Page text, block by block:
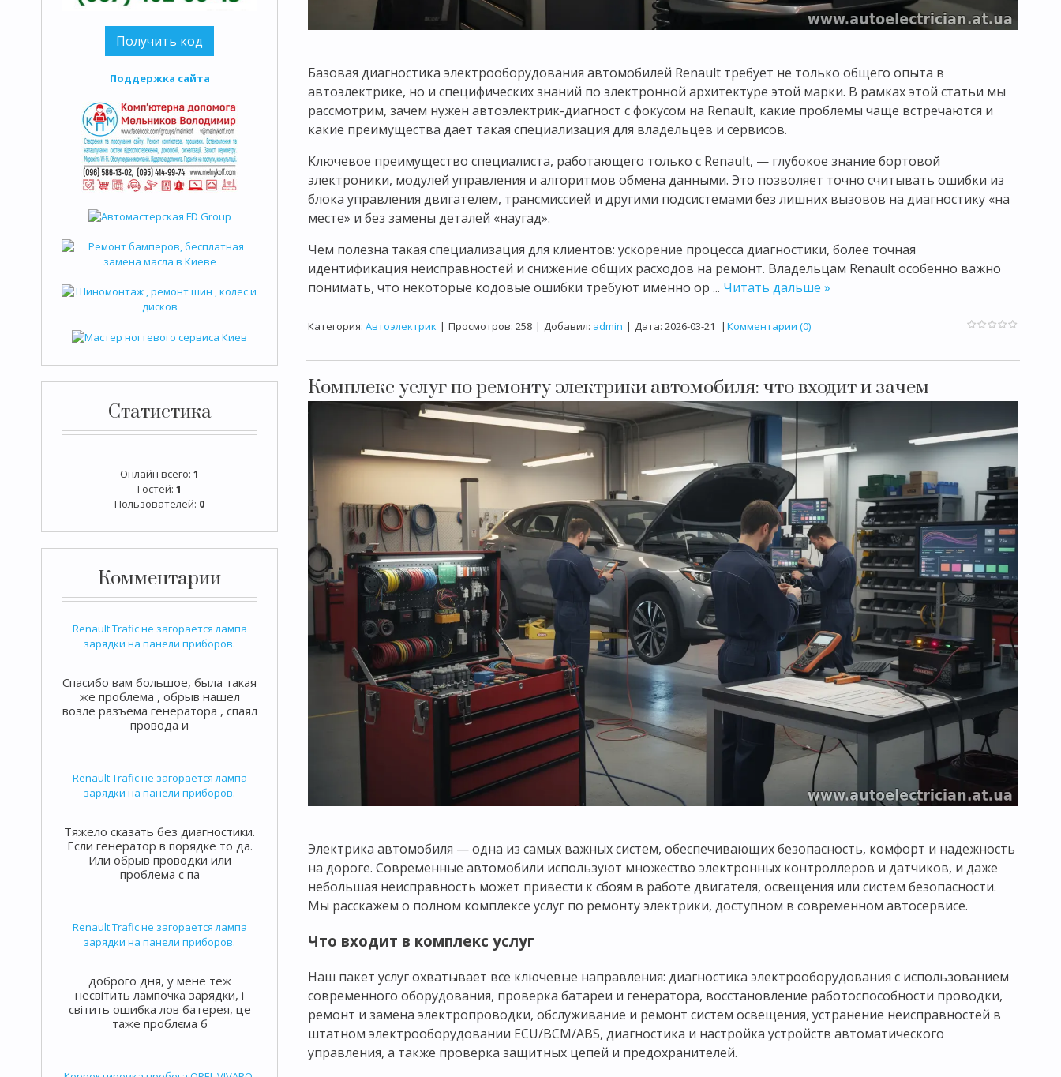
Поддержка сайта
Статистика
Онлайн всего: 1
Гостей: 1
Пользователей: 0
Комментарии
Renault Trafic не загорается лампа
зарядки на панели приборов.
Спасибо вам большое, была такая
же проблема , обрыв нашел
возле разъема генератора , спаял
провода и
Renault Trafic не загорается лампа
зарядки на панели приборов.
Тяжело сказать без диагностики.
Если генератор в порядке то да.
Или обрыв проводки или
проблема с па
Renault Trafic не загорается лампа
зарядки на панели приборов.
доброго дня, у мене теж
несвітить лампочка зарядки, і
світить ошибка лов батерея, це
таже проблєма б
Базовая диагностика электрооборудования автомобилей Renault требует не только общего опыта в
автоэлектрике, но и специфических знаний по электронной архитектуре этой марки. В рамках этой статьи мы
рассмотрим, зачем нужен автоэлектрик-диагност с фокусом на Renault, какие проблемы чаще встречаются и
какие преимущества дает такая специализация для владельцев и сервисов.
Ключевое преимущество специалиста, работающего только с Renault, — глубокое знание бортовой
электроники, модулей управления и алгоритмов обмена данными. Это позволяет точно считывать ошибки из
блока управления двигателем, трансмиссией и другими подсистемами без лишних вызовов на диагностику «на
месте» и без замены деталей «наугад».
Чем полезна такая специализация для клиентов: ускорение процесса диагностики, более точная
идентификация неисправностей и снижение общих расходов на ремонт. Владельцам Renault особенно важно
понимать, что некоторые кодовые ошибки требуют именно ор ... Читать дальше »
Категория: Автоэлектрик | Просмотров: 258 | Добавил: admin | Дата: 2026-03-21 | Комментарии (0)
Комплекс услуг по ремонту электрики автомобиля: что входит и зачем
Электрика автомобиля — одна из самых важных систем, обеспечивающих безопасность, комфорт и надежность
на дороге. Современные автомобили используют множество электронных контроллеров и датчиков, и даже
небольшая неисправность может привести к сбоям в работе двигателя, освещения или систем безопасности.
Мы расскажем о полном комплексе услуг по ремонту электрики, доступном в современном автосервисе.
Что входит в комплекс услуг
Наш пакет услуг охватывает все ключевые направления: диагностика электрооборудования с использованием
современного оборудования, проверка батареи и генератора, восстановление работоспособности проводки,
ремонт и замена электропроводки, обслуживание и ремонт систем освещения, устранение неисправностей в
штатном электрооборудовании ECU/BCM/ABS, диагностика и настройка устройств автоматического
управления, а также проверка защитных цепей и предохранителей.